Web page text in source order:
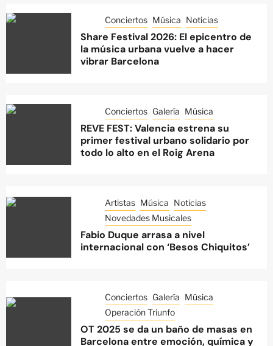
Conciertos Música Noticias
Share Festival 2026: El epicentro de
la música urbana vuelve a hacer
vibrar Barcelona
Conciertos Galería Música
REVE FEST: Valencia estrena su
primer festival urbano solidario por
todo lo alto en el Roig Arena
Artistas Música Noticias
Novedades Musicales
Fabio Duque arrasa a nivel
internacional con ‘Besos Chiquitos’
Conciertos Galería Música
Operación Triunfo
OT 2025 se da un baño de masas en
Barcelona entre emoción, química y